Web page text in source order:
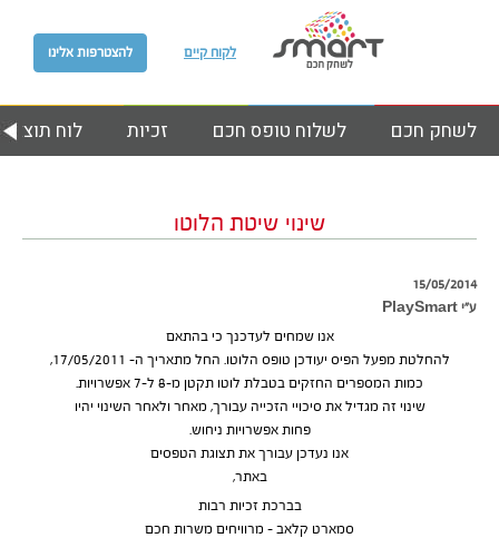
להצטרפות אלינו לקוח קיים
לוח זכיות לשלוח טופס חכם לשחק חכם
שינוי שיטת הלוטו
15/05/2014
ע״י PlaySmart
אנו שמחים לעדכנך כי בהתאם
להחלטת מפעל הפיס יעודכן טופס הלוטו. החל מתאריך ה- 17/05/2011,
כמות המספרים החזקים בטבלת לוטו תקטן מ-8 ל-7 אפשרויות.
שינוי זה מגדיל את סיכויי הזכייה עבורך, מאחר ולאחר השינוי יהיו
פחות אפשרויות ניחוש.
אנו נעדכן עבורך את תצוגת הטפסים
באתר,
בברכת זכיות רבות
סמארט קלאב – מרוויחים משרות חכם